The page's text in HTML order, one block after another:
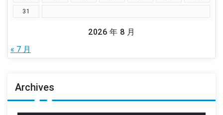
2026 年 8 月
31
« 7 月
Archives